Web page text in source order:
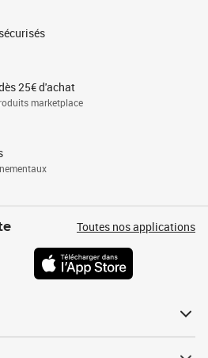
25€ d'achat
marketplace
Toutes nos applications